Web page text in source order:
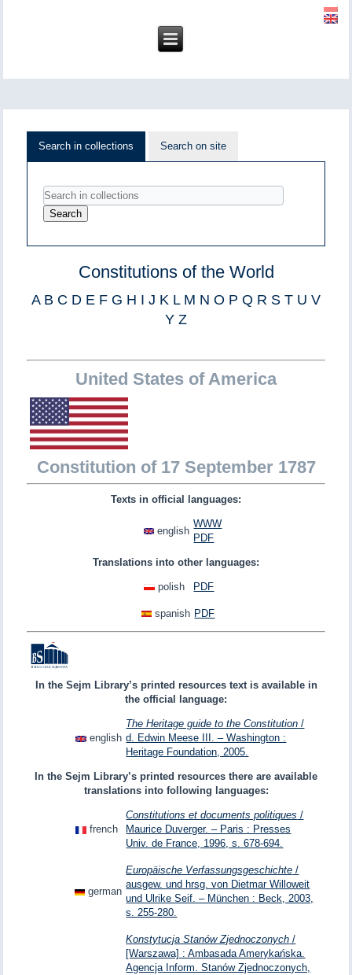
Search in collections Search on site
Constitutions of the World
A B C D E F G H I J K L M N O P Q R S T U V
Y Z
United States of America
Constitution of 17 September 1787
Texts in official languages:
english
WWW
PDF
Translations into other languages:
polish PDF
spanish PDF
In the Sejm Library’s printed resources text is available in
the official language:
english
The Heritage guide to the Constitution /
d. Edwin Meese III. – Washington :
Heritage Foundation, 2005.
In the Sejm Library’s printed resources there are available
translations into following languages:
french
Constitutions et documents politiques /
Maurice Duverger. – Paris : Presses
Univ. de France, 1996, s. 678-694.
german
Europäische Verfassungsgeschichte /
ausgew. und hrsg. von Dietmar Willoweit
und Ulrike Seif. – München : Beck, 2003,
s. 255-280.
Konstytucja Stanów Zjednoczonych /
[Warszawa] : Ambasada Amerykańska.
Agencja Inform. Stanów Zjednoczonych,